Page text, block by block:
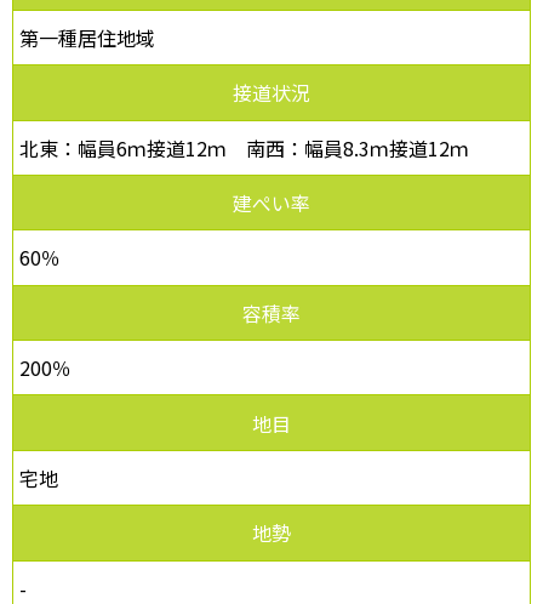
第一種居住地域
接道状況
北東：幅員6ｍ接道12ｍ 南西：幅員8.3ｍ接道12ｍ
建ぺい率
60％
容積率
200％
地目
宅地
地勢
-